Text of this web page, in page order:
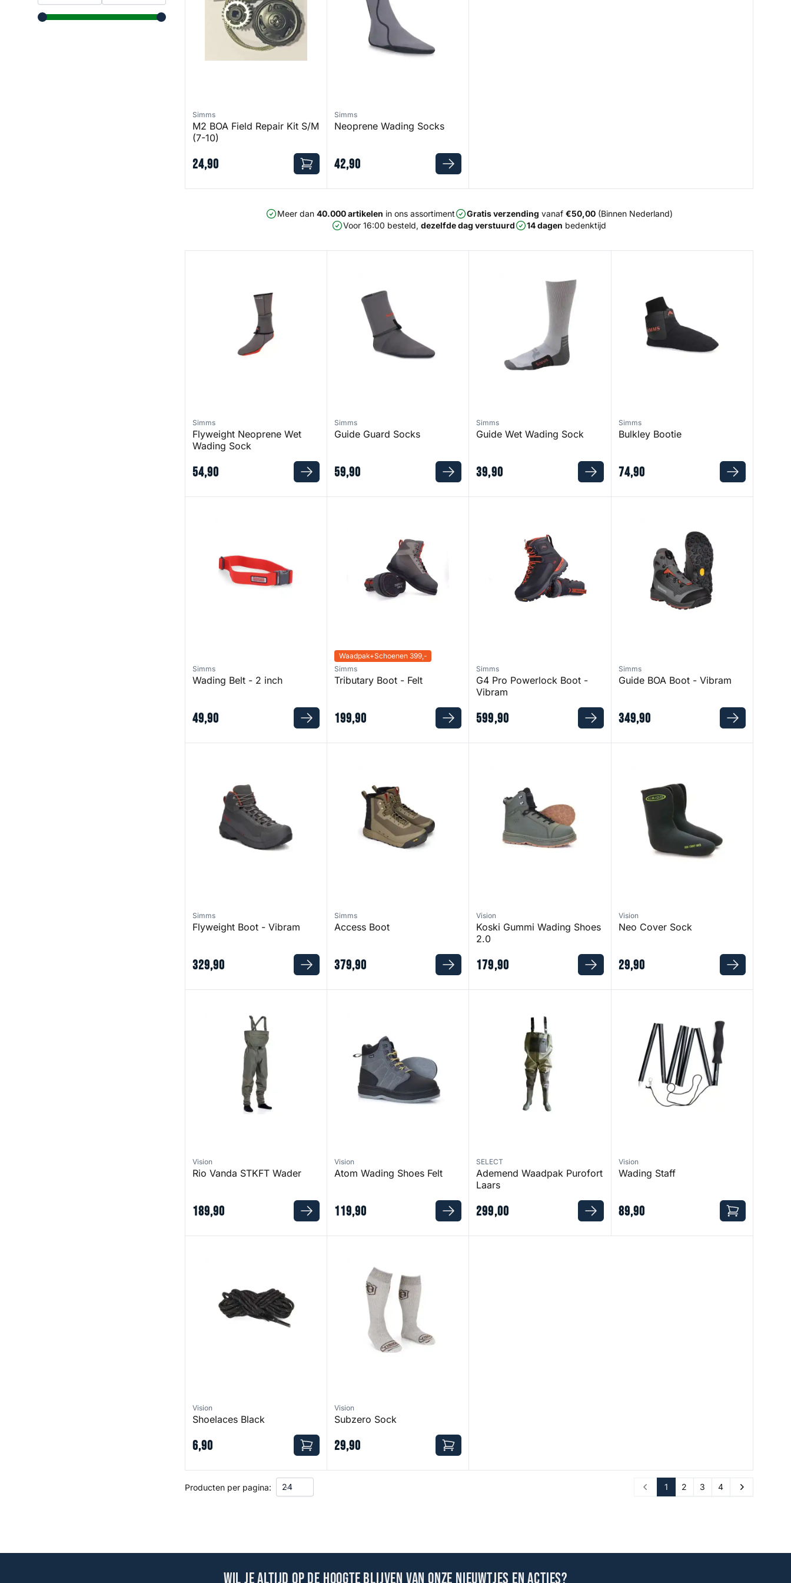
range slider button range slider button
Simms
M2 BOA Field Repair Kit S/M
(7-10)
24,90
Simms
Neoprene Wading Socks
42,90
Meer dan 40.000 artikelen in ons assortiment Gratis verzending vanaf €50,00(Binnen Nederland)
Voor 16:00 besteld,dezelfde dag verstuurd 14 dagen bedenktijd
Simms
Flyweight Neoprene Wet
Wading Sock
54,90
Simms
Guide Guard Socks
59,90
Simms
Guide Wet Wading Sock
39,90
Simms
Bulkley Bootie
74,90
Simms
Wading Belt - 2 inch
49,90
Waadpak+Schoenen 399,-
Simms
Tributary Boot - Felt
199,90
Simms
G4 Pro Powerlock Boot -
Vibram
599,90
Simms
Guide BOA Boot - Vibram
349,90
Simms
Flyweight Boot - Vibram
329,90
Simms
Access Boot
379,90
Vision
Koski Gummi Wading Shoes
2.0
179,90
Vision
Neo Cover Sock
29,90
Vision
Rio Vanda STKFT Wader
189,90
Vision
Atom Wading Shoes Felt
119,90
SELECT
Ademend Waadpak Purofort
Laars
299,00
Vision
Wading Staff
89,90
Vision
Shoelaces Black
6,90
Vision
Subzero Sock
29,90
Producten per pagina: Prev 1 2 3 4 Next